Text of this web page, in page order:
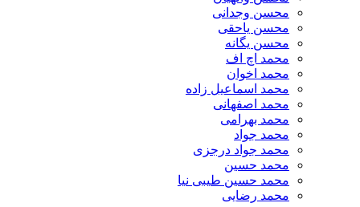
محسن وجدانی
محسن یاحقی
محسن یگانه
محمد اچ اف
محمد اخوان
محمد اسماعیل زاده
محمد اصفهانی
محمد بهرامی
محمد جواد
محمد جواد درجزی
محمد حسین
محمد حسین طیبی نیا
محمد رضایی